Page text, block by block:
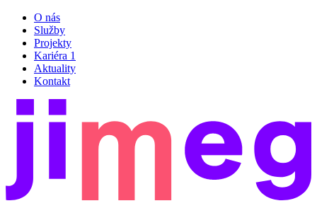
O nás
Služby
Projekty
Kariéra 1
Aktuality
Kontakt